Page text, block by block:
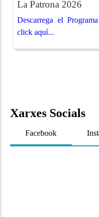
La Patrona 2026
Descarrega el
click aquí...
Xarxes Socials
Facebook